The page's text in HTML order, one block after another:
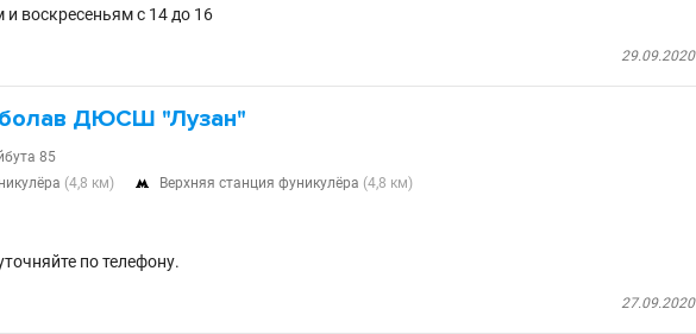
и воскресеньям с 14 до 16
29.09.2020
ДЮСШ "Лузан"
85
(4,8 км)  Верхняя станция фуникулёра (4,8 км)
по телефону.
27.09.2020